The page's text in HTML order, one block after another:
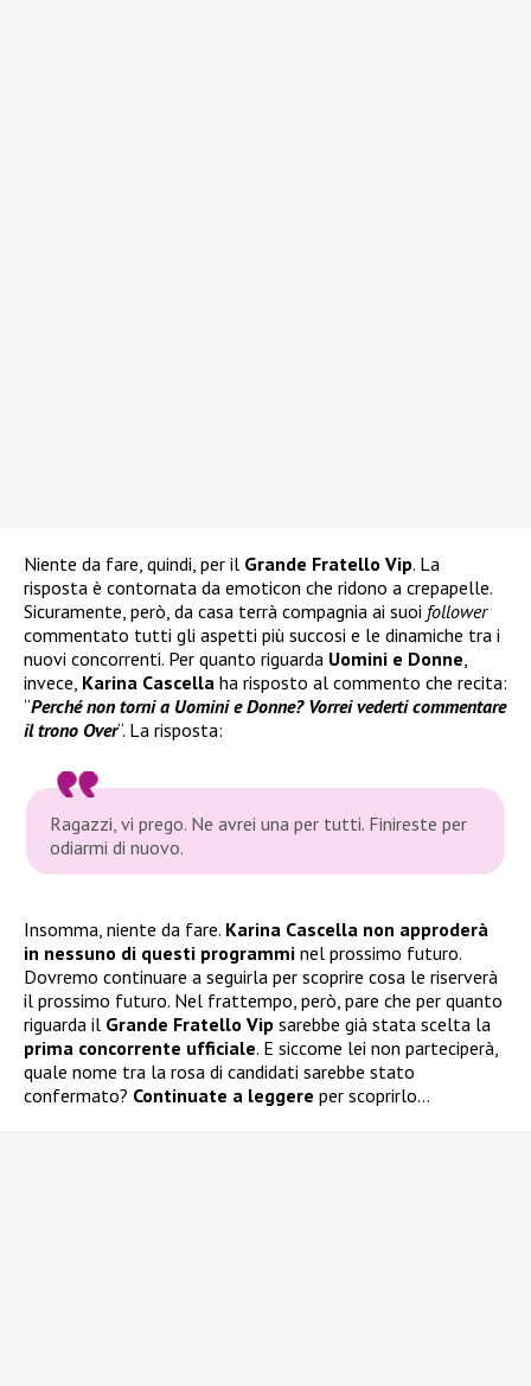
Niente da fare, quindi, per il Grande Fratello Vip. La
risposta è contornata da emoticon che ridono a crepapelle.
Sicuramente, però, da casa terrà compagnia ai suoi follower
commentato tutti gli aspetti più succosi e le dinamiche tra i
nuovi concorrenti. Per quanto riguarda Uomini e Donne
invece, Karina Cascella ha risposto al commento che recita:
“Perché non torni a Uomini e Donne? Vorrei vederti commentare
il trono Over“. La risposta:
Ragazzi, vi prego. Ne avrei una per tutti. Finireste per
odiarmi di nuovo.
Insomma, niente da fare. Karina Cascella non approderà
in nessuno di questi programmi nel prossimo futuro.
Dovremo continuare a seguirla per scoprire cosa le riserverà
il prossimo futuro. Nel frattempo, però, pare che per quanto
riguarda il Grande Fratello Vip sarebbe già stata scelta la
prima concorrente ufficiale. E siccome lei non parteciperà,
quale nome tra la rosa di candidati sarebbe stato
confermato? Continuate a leggere per scoprirlo…